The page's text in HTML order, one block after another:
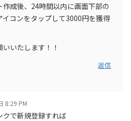
成後、24時間以内に画面下部の
イコンをタップして3000円を獲得
いたします！！
返信
8:29 PM
クで新規登録すれば